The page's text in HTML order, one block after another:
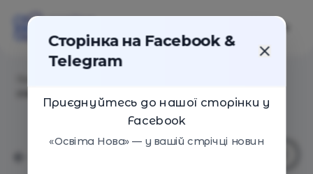
Сторінка на Facebook &
Telegram
Приєднуйтесь до нашої сторінки у
Facebook
«Освіта Нова» — у вашій стрічці новин